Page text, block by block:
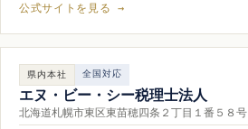
公式サイトを見る →
県内本社 全国対応
エヌ・ビー・シー税理士法人
北海道札幌市東区東苗穂四条２丁目１番５８号